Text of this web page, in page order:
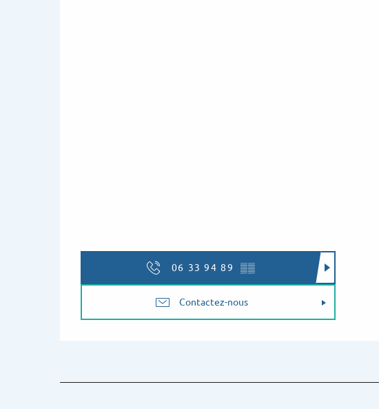
06 33 94 89 ▒▒
Contactez-nous